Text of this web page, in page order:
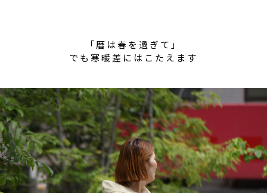
「暦は春を過ぎて」
でも寒暖差にはこたえます